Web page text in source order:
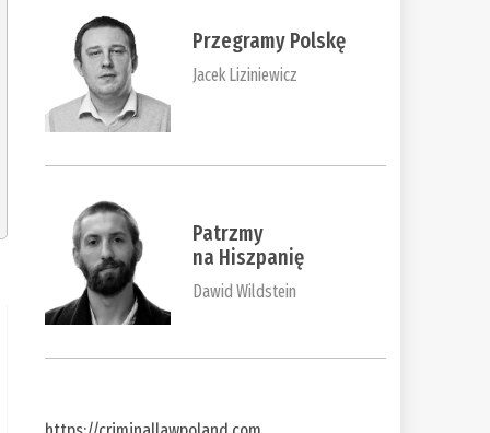
Przegramy Polskę
Jacek Liziniewicz
Patrzmy
na Hiszpanię
Dawid Wildstein